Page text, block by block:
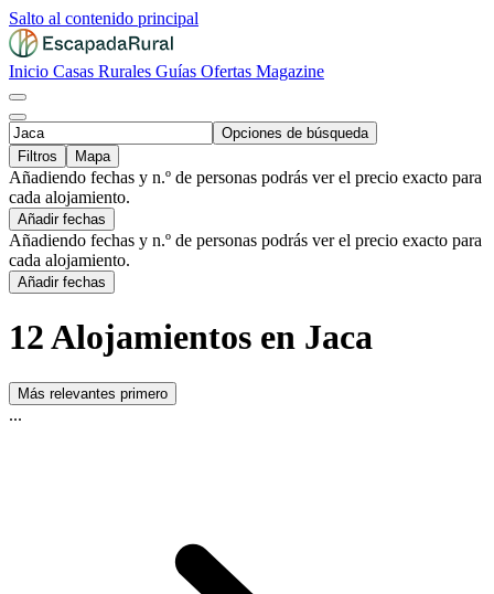
Salto al contenido principal
Inicio Casas Rurales Guías Ofertas Magazine
Opciones de búsqueda
Filtros
Mapa
Añadiendo fechas y n.º de personas podrás ver el precio exacto para
cada alojamiento.
Añadir fechas
Añadiendo fechas y n.º de personas podrás ver el precio exacto para
cada alojamiento.
Añadir fechas
12 Alojamientos en Jaca
Más relevantes primero
...